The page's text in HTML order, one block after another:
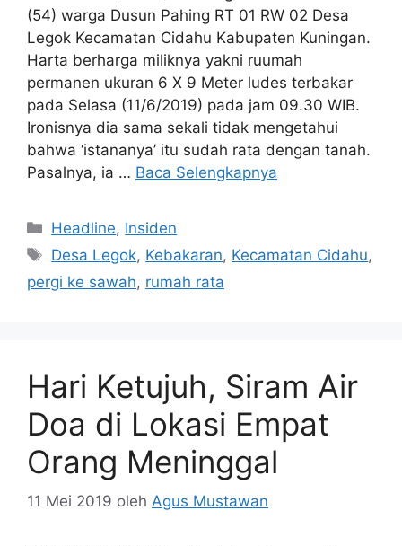
(54) warga Dusun Pahing RT 01 RW 02 Desa
Legok Kecamatan Cidahu Kabupaten Kuningan.
Harta berharga miliknya yakni ruumah
permanen ukuran 6 X 9 Meter ludes terbakar
pada Selasa (11/6/2019) pada jam 09.30 WIB.
Ironisnya dia sama sekali tidak mengetahui
bahwa ‘istananya’ itu sudah rata dengan tanah.
Pasalnya, ia … Baca Selengkapnya
Kategori
Headline, Insiden
Tag
Desa Legok, Kebakaran, Kecamatan Cidahu,
pergi ke sawah, rumah rata
Hari Ketujuh, Siram Air
Doa di Lokasi Empat
Orang Meninggal
11 Mei 2019 oleh Agus Mustawan